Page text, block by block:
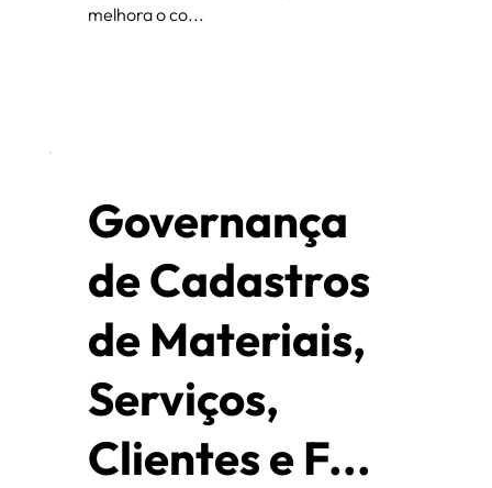
melhora o co...
Governança
de Cadastros
de Materiais,
Serviços,
Clientes e F...